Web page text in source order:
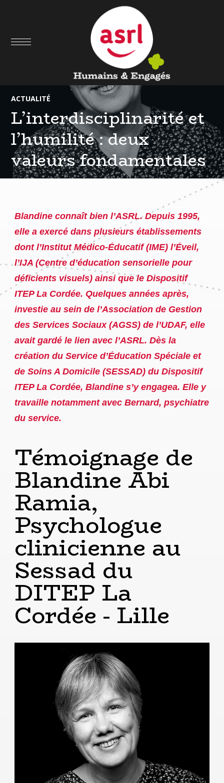
ACTUALITÉ
L’interdisciplinarité et
l’humilité : deux
valeurs fondamentales
Blandine connaît bien l’ASRL. Depuis 1995,
elle a exercé dans plusieurs établissements
dont l’Institut Médico-Éducatif (IME) l’Éveil,
l’IJA (Centre d’éducation sensorielle pour
déficients visuels) ainsi que le Dispositif
ITEP La Cordée. Quelques années après,
investie au sein de l’Association de Gestion
des Services Sociaux (AGSS) de l’UDAF, elle
avait gardé le lien avec l’ASRL. Dès la
création du Service d’Éducation Spéciale et
de Soins A Domicile (SESSAD) du Dispositif
ITEP La Cordée, Blandine s’y engagea. Elle y
travaille notamment avec Bernard, psychiatre
du service.
Témoignage de
Blandine Abi
Ramia,
Psychologue
clinicienne au
Sessad du
DITEP La
Cordée - Lille